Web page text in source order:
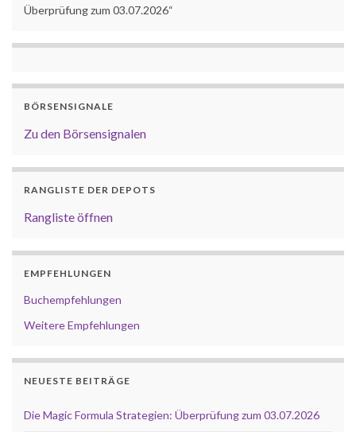
Überprüfung zum 03.07.2026“
BÖRSENSIGNALE
Zu den Börsensignalen
RANGLISTE DER DEPOTS
Rangliste öffnen
EMPFEHLUNGEN
Buchempfehlungen
Weitere Empfehlungen
NEUESTE BEITRÄGE
Die Magic Formula Strategien: Überprüfung zum 03.07.2026